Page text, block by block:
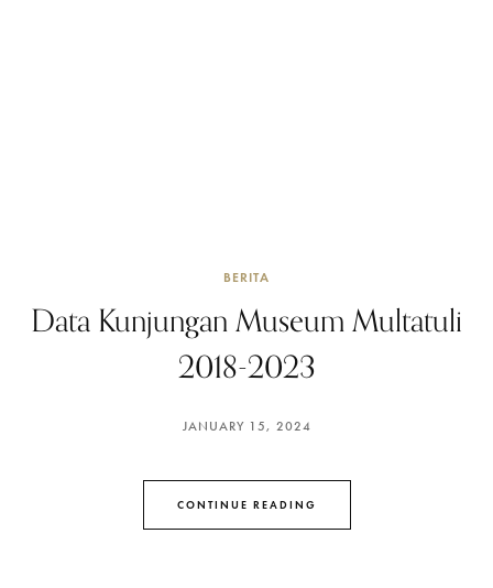
BERITA
Data Kunjungan Museum Multatuli
2018-2023
JANUARY 15, 2024
CONTINUE READING